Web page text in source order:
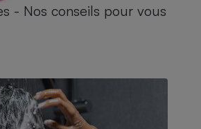
- Nos conseils pour vous